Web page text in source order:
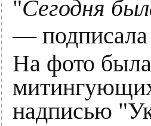
"Сегодня
— подписала
На фото
надписью